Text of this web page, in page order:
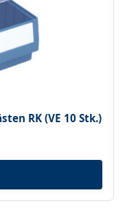
RK (VE 10 Stk.)